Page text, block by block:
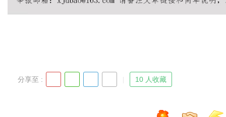
分享至 : 10 人收藏